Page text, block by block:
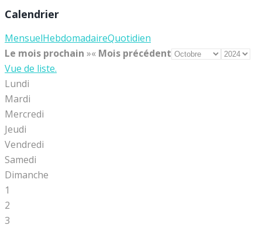
Calendrier
MensuelHebdomadaireQuotidien
Le mois prochain »« Mois précédent
Vue de liste.
Lundi
Mardi
Mercredi
Jeudi
Vendredi
Samedi
Dimanche
1
2
3